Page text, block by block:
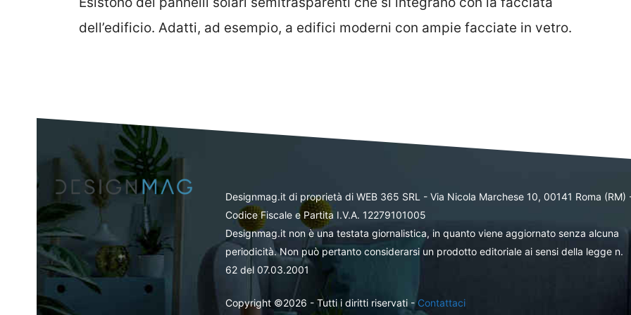
dell’edificio. Adatti, ad esempio, a edifici moderni con ampie facciate in vetro.
Designmag.it di proprietà di WEB 365 SRL - Via Nicola Marchese 10, 00141 Roma (RM)
Codice Fiscale e Partita I.V.A. 12279101005
Designmag.it non è una testata giornalistica, in quanto viene aggiornato senza alcuna
periodicità. Non può pertanto considerarsi un prodotto editoriale ai sensi della legge n.
62 del 07.03.2001
Copyright ©2026 - Tutti i diritti riservati -Contattaci